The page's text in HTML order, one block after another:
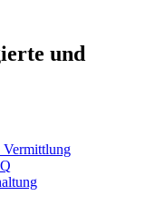
und
Vermittlung